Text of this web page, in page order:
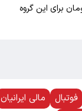
و ۲۵۰ هزار تومان برای این گروه
فوتبال مالی ایرانیان